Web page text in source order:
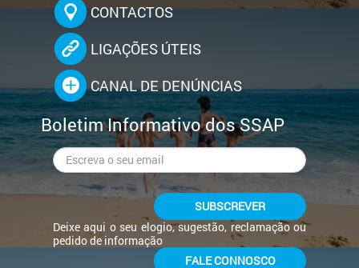
CONTACTOS
LIGAÇÕES ÚTEIS
CANAL DE DENÚNCIAS
Boletim Informativo dos SSAP
SUBSCREVER
Deixe aqui o seu elogio, sugestão, reclamação ou
pedido de informação
FALE CONNOSCO